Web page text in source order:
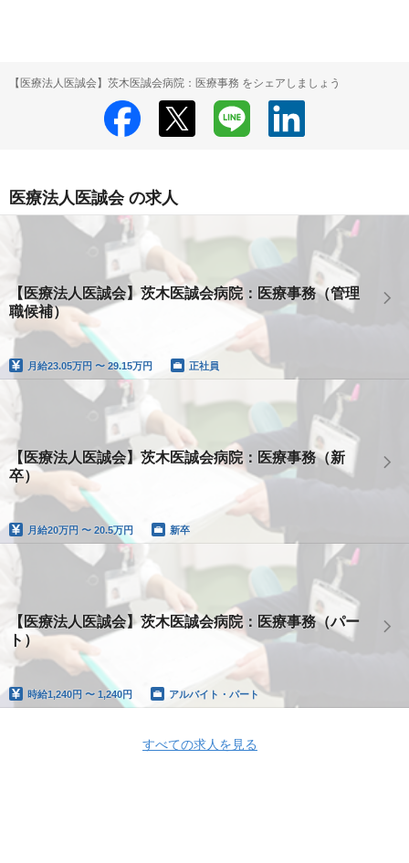
【医療法人医誠会】茨木医誠会病院：医療事務 をシェアしましょう
医療法人医誠会 の求人
【医療法人医誠会】茨木医誠会病院：医療事務（管理
職候補）
月給23.05万円 〜 29.15万円 正社員
【医療法人医誠会】茨木医誠会病院：医療事務（新
卒）
月給20万円 〜 20.5万円 新卒
【医療法人医誠会】茨木医誠会病院：医療事務（パー
ト）
時給1,240円 〜 1,240円 アルバイト・パート
すべての求人を見る